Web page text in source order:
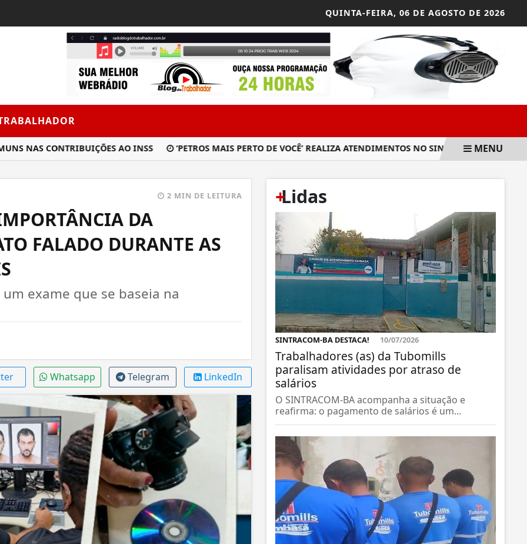
QUINTA-FEIRA, 06 DE AGOSTO DE 2026
NAS CONTRIBUIÇÕES AO INSS ‘PETROS MAIS PERTO DE VOCÊ’ REALIZA ATENDIMENTOS NO SINDIPETRO-BAMENU
2 MIN DE LEITURA
DA
FALADO DURANTE AS
exame que se baseia na
Whatsapp Telegram LinkedIn
+
Lidas
SINTRACOM-BA DESTACA! 10/07/2026
Trabalhadores (as) da Tubomills
paralisam atividades por atraso de
salários
O SINTRACOM-BA acompanha a situação e
reafirma: o pagamento de salários é um...